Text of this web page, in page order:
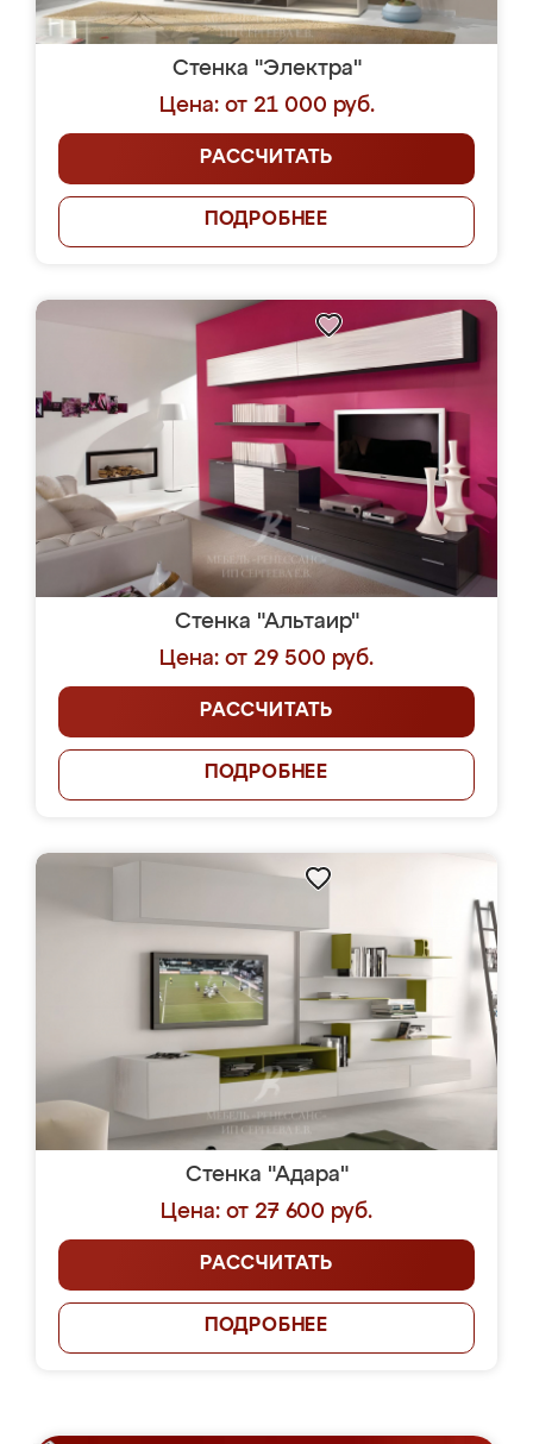
Стенка "Электра"
Цена: от 21 000 руб.
РАССЧИТАТЬ
ПОДРОБНЕЕ
Стенка "Альтаир"
Цена: от 29 500 руб.
РАССЧИТАТЬ
ПОДРОБНЕЕ
Стенка "Адара"
Цена: от 27 600 руб.
РАССЧИТАТЬ
ПОДРОБНЕЕ